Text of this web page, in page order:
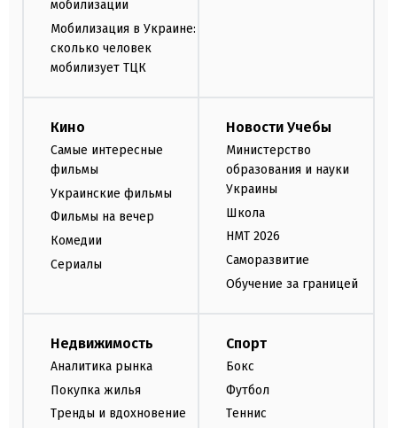
мобилизации
Мобилизация в Украине:
сколько человек
мобилизует ТЦК
Кино
Самые интересные
фильмы
Украинские фильмы
Фильмы на вечер
Комедии
Сериалы
Новости Учебы
Министерство
образования и науки
Украины
Школа
НМТ 2026
Саморазвитие
Обучение за границей
Недвижимость
Аналитика рынка
Покупка жилья
Тренды и вдохновение
Спорт
Бокс
Футбол
Теннис